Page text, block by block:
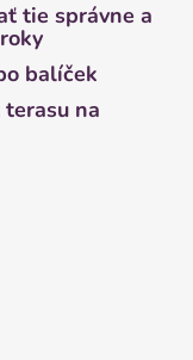
tie správne a
balíček
na